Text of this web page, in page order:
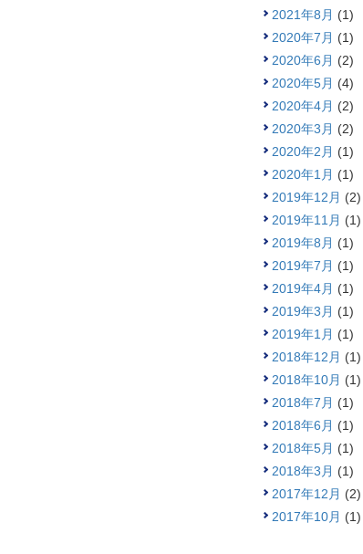
2021年8月 (1)
2020年7月 (1)
2020年6月 (2)
2020年5月 (4)
2020年4月 (2)
2020年3月 (2)
2020年2月 (1)
2020年1月 (1)
2019年12月 (2)
2019年11月 (1)
2019年8月 (1)
2019年7月 (1)
2019年4月 (1)
2019年3月 (1)
2019年1月 (1)
2018年12月 (1)
2018年10月 (1)
2018年7月 (1)
2018年6月 (1)
2018年5月 (1)
2018年3月 (1)
2017年12月 (2)
2017年10月 (1)